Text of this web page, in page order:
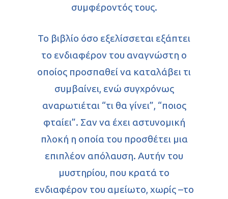
συμφέροντός τους.
Το βιβλίο όσο εξελίσσεται εξάπτει
το ενδιαφέρον του αναγνώστη ο
οποίος προσπαθεί να καταλάβει τι
συμβαίνει, ενώ συγχρόνως
αναρωτιέται “τι θα γίνει”, “ποιος
φταίει”. Σαν να έχει αστυνομική
πλοκή η οποία του προσθέτει μια
επιπλέον απόλαυση. Αυτήν του
μυστηρίου, που κρατά το
ενδιαφέρον του αμείωτο, χωρίς –το